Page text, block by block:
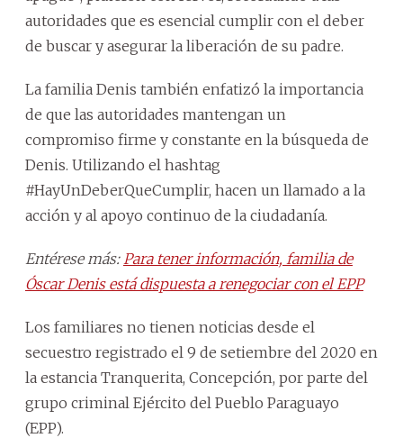
autoridades que es esencial cumplir con el deber
de buscar y asegurar la liberación de su padre.
La familia Denis también enfatizó la importancia
de que las autoridades mantengan un
compromiso firme y constante en la búsqueda de
Denis. Utilizando el hashtag
#HayUnDeberQueCumplir, hacen un llamado a la
acción y al apoyo continuo de la ciudadanía.
Entérese más: Para tener información, familia de
Óscar Denis está dispuesta a renegociar con el EPP
Los familiares no tienen noticias desde el
secuestro registrado el 9 de setiembre del 2020 en
la estancia Tranquerita, Concepción, por parte del
grupo criminal Ejército del Pueblo Paraguayo
(EPP).